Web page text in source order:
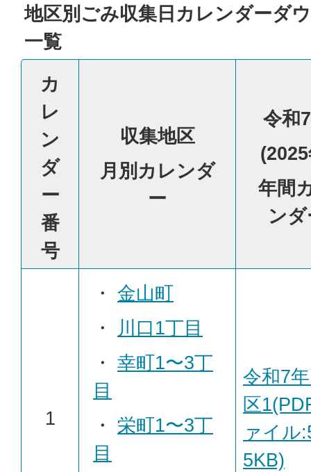
地区別ごみ収集日カレンダーダ
一覧
カ
レ
ン
ダ
ー
番
号
収集地区
月別カレンダ
ー
令和
年間
ンダ
1
・ 金山町
・
川口1丁目
・ 幸町1〜3丁
目
・ 栄町1〜3丁
目
令和7
区
ァイル
5KB)